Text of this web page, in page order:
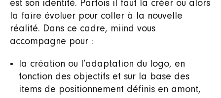
est son identité. Parfois il faut la créer ou alors
la faire évoluer pour coller à la nouvelle
réalité. Dans ce cadre, miind vous
accompagne pour :
la création ou l’adaptation du logo, en
fonction des objectifs et sur la base des
items de positionnement définis en amont,